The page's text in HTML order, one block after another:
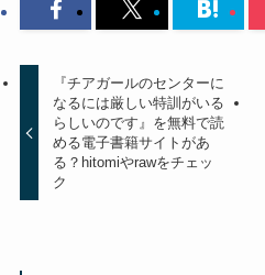
『チアガールのセンターに
なるには厳しい特訓がいる
らしいのです』を無料で読
める電子書籍サイトがあ
る？hitomiやrawをチェッ
ク